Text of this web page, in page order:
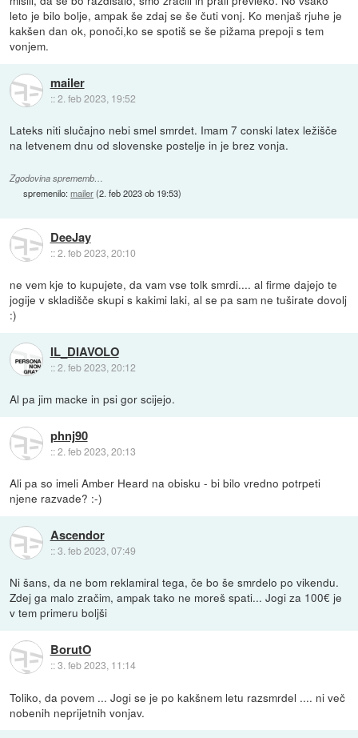
leto je bilo bolje, ampak še zdaj se še čuti vonj. Ko menjaš rjuhe je
kakšen dan ok, ponoči,ko se spotiš se še pižama prepoji s tem
vonjem.
mailer
::2. feb 2023, 19:52
Lateks niti slučajno nebi smel smrdet. Imam 7 conski latex ležišče
na letvenem dnu od slovenske postelje in je brez vonja.
Zgodovina sprememb…
spremenilo:mailer(2. feb 2023 ob 19:53)
DeeJay
::2. feb 2023, 20:10
ne vem kje to kupujete, da vam vse tolk smrdi.... al firme dajejo te
jogije v skladišče skupi s kakimi laki, al se pa sam ne tuširate dovolj
:)
IL_DIAVOLO
::2. feb 2023, 20:12
Al pa jim macke in psi gor scijejo.
phnj90
::2. feb 2023, 20:13
Ali pa so imeli Amber Heard na obisku - bi bilo vredno potrpeti
njene razvade? :-)
Ascendor
::3. feb 2023, 07:49
Ni šans, da ne bom reklamiral tega, če bo še smrdelo po vikendu.
Zdej ga malo zračim, ampak tako ne moreš spati... Jogi za 100€ je
v tem primeru boljši
BorutO
::3. feb 2023, 11:14
Toliko, da povem ... Jogi se je po kakšnem letu razsmrdel .... ni več
nobenih neprijetnih vonjav.